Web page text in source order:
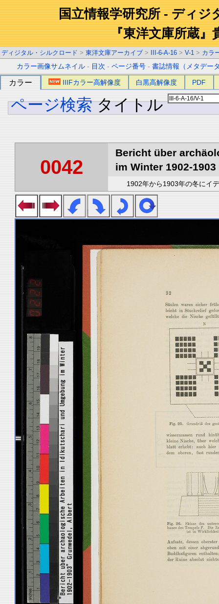
国立情報学研究所 - ディジ
『東洋文庫所蔵』
ディジタル・シルクロード > 東洋文庫アーカイブ > III-6-A-16 > V-1 > カラ
カラー画像サムネイル - 目次 -ページ番号 -書誌情報（メタデー
カラー IIIFカラー高解像度 白黒高解像度 PDF
ページ検索 タイトル
0042
Bericht über
im Winter 1902-
1902年から1903年の冬にイ